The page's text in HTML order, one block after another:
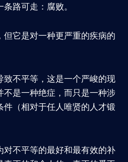
路可走：腐败。
它是对一种更严重的疾病的
不平等，这是一个严峻的现
不是一种绝症，而只是一种涉
（相对于任人唯贤的人才锻
不平等的最好和最有效的补